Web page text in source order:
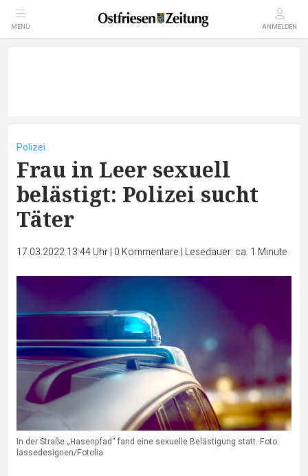
MENÜ ANMELDEN
Polizei
Frau in Leer sexuell
belästigt: Polizei sucht
Täter
17.03.2022 13:44 Uhr| 0 Kommentare | Lesedauer: ca. 1 Minute
In der Straße „Hasenpfad“ fand eine sexuelle Belästigung statt. Foto:
lassedesignen/Fotolia